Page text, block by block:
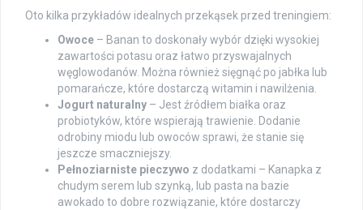
Oto kilka przykładów idealnych przekąsek przed treningiem:
Owoce – Banan to doskonały wybór dzięki wysokiej
zawartości potasu oraz łatwo przyswajalnych
węglowodanów. Można również sięgnąć po jabłka lub
pomarańcze, które dostarczą witamin i nawilżenia.
Jogurt naturalny – Jest źródłem białka oraz
probiotyków, które wspierają trawienie. Dodanie
odrobiny miodu lub owoców sprawi, że stanie się
jeszcze smaczniejszy.
Pełnoziarniste pieczywo z dodatkami – Kanapka z
chudym serem lub szynką, lub pasta na bazie
awokado to dobre rozwiązanie, które dostarczy